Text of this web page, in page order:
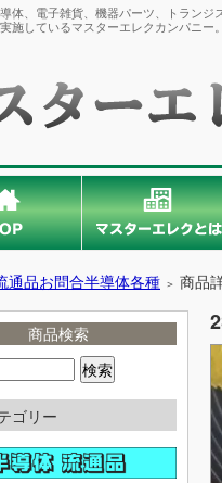
体、電子雑貨、機器パーツ、トラン
施しているマスターエレクカンパニー
通品お問合半導体各種 ＞ 商品
商品検索
ゴリー